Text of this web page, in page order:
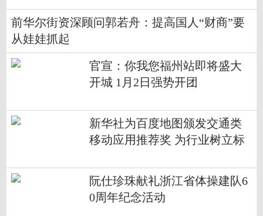
前华尔街资深顾问郭若舟：提高国人“财商”要
从娃娃抓起
官宣：你我您福州站即将盛大
开城 1月2日强势开团
新华社为百度地图颁发交通类
移动应用推荐奖 为行业树立标
阮仕珍珠献礼浙江省体操建队6
0周年纪念活动